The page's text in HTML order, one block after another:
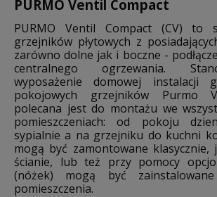
PURMO Ventil Compact
PURMO Ventil Compact (CV) to
grzejników płytowych z
zarówno dolne jak i boczne -
centralnego ogrzewania.
wyposażenie domowej instalacji
pokojowych grzejników Purmo
polecana jest do montażu we
pomieszczeniach: od pokoju
sypialnie a na grzejniku do kuchni
mogą być zamontowane klasycznie,
ścianie, lub też przy pomocy
(nóżek) mogą być
pomieszczenia.